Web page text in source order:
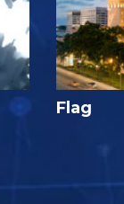
Flag